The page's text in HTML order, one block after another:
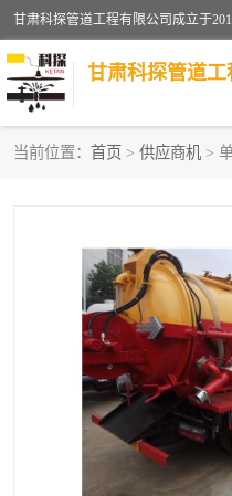
甘肃科探管道工
当前位置： 首页 > 供应商机 >
漏水检查维修
供热管道漏水
自来水管漏水
高压车疏通清淤